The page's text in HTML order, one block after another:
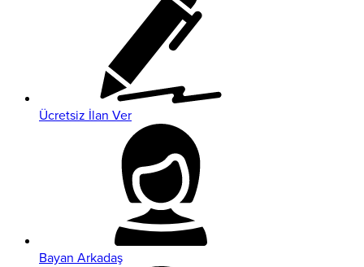
Ücretsiz İlan Ver
Bayan Arkadaş